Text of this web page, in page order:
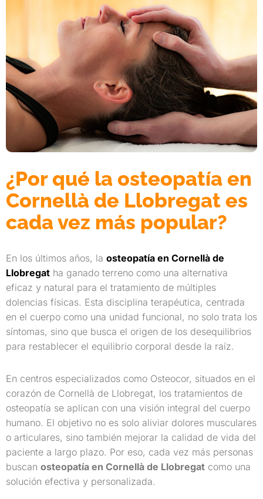
¿Por qué la osteopatía en
Cornellà de Llobregat es
cada vez más popular?
En los últimos años, la osteopatía en Cornellà de
Llobregat ha ganado terreno como una alternativa
eficaz y natural para el tratamiento de múltiples
dolencias físicas. Esta disciplina terapéutica, centrada
en el cuerpo como una unidad funcional, no solo trata los
síntomas, sino que busca el origen de los desequilibrios
para restablecer el equilibrio corporal desde la raíz.
En centros especializados como Osteocor, situados en el
corazón de Cornellà de Llobregat, los tratamientos de
osteopatía se aplican con una visión integral del cuerpo
humano. El objetivo no es solo aliviar dolores musculares
o articulares, sino también mejorar la calidad de vida del
paciente a largo plazo. Por eso, cada vez más personas
buscan osteopatía en Cornellà de Llobregat como una
solución efectiva y personalizada.